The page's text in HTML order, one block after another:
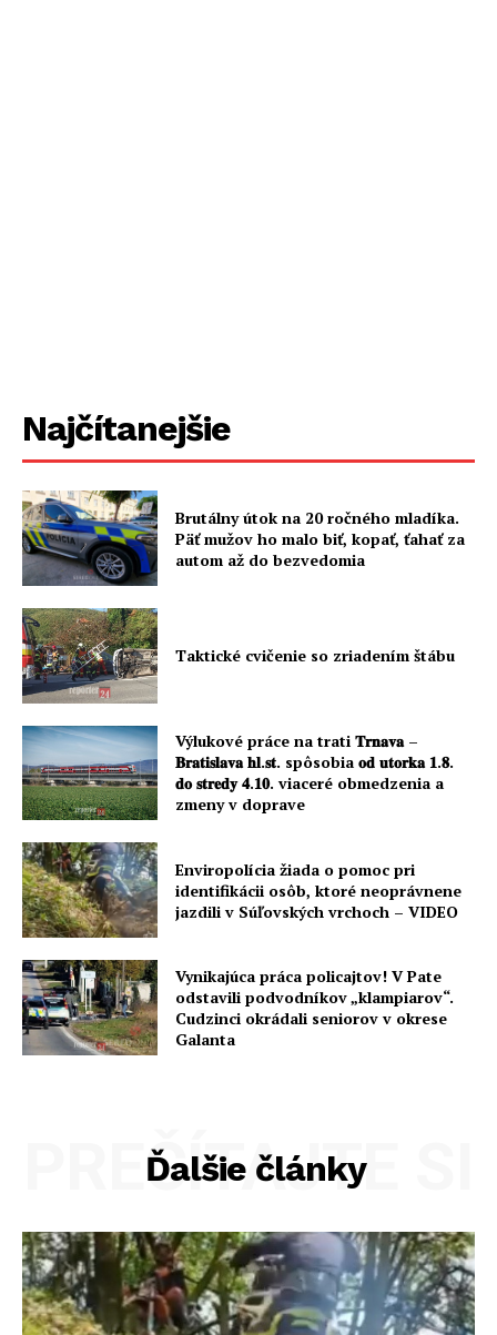
Najčítanejšie
Brutálny útok na 20 ročného mladíka.
Päť mužov ho malo biť, kopať, ťahať za
autom až do bezvedomia
Taktické cvičenie so zriadením štábu
Výlukové práce na trati 𝐓𝐫𝐧𝐚𝐯𝐚 –
𝐁𝐫𝐚𝐭𝐢𝐬𝐥𝐚𝐯𝐚 𝐡𝐥.𝐬𝐭. spôsobia 𝐨𝐝 𝐮𝐭𝐨𝐫𝐤𝐚 𝟏.𝟖.
𝐝𝐨 𝐬𝐭𝐫𝐞𝐝𝐲 𝟒.𝟏𝟎. viaceré obmedzenia a
zmeny v doprave
Enviropolícia žiada o pomoc pri
identifikácii osôb, ktoré neoprávnene
jazdili v Súľovských vrchoch – VIDEO
Vynikajúca práca policajtov! V Pate
odstavili podvodníkov „klampiarov“.
Cudzinci okrádali seniorov v okrese
Galanta
Ďalšie články
PREČÍTAJTE SI